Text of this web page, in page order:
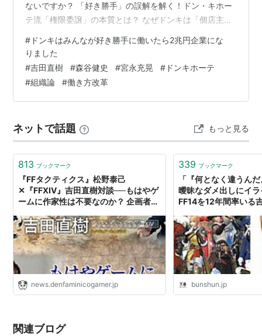
ないですか？ 「好き勝手」の誤解を解く！ドン・キホー
テ流「権限委譲」の本質とは？ なぜドンキは「個店主
義」にこだわるのか？現場の熱狂を生み出す源泉 「カオ
ス」こそがドンキの強み？ジャングルみたいな売り場に
隠された戦略 私が「これはスゴい！」と唸った、ドンキ
流・驚きの仕組み3選 仕組み1：仕入れも値付けも現場に
丸投げ！？「担当者仕入れ」の衝撃 仕組み2：失敗は
「成功の母」どころか「奨励」！？「ド失敗コンテス
# ドンキはみんなが好き勝手に働いたら2兆円企業にな
りました
#吉田直樹 #森谷健史 #宮永充晃 # ドンキホーテ
#組織論 #働き方改革
ネットで話題 もっと見る
813 ブックマーク
『FFタクティクス』松野泰己
✕『FFXIV』吉田直樹対談──もはやゲ
ームに作家性は不要なのか？ 企画者に
news.denfaminicogamer.jp
339 ブックマーク
「『何となく違うん
曖昧なダメ出しにイ
FF14を12年間率いる
由 | 文春オンライン
bunshun.jp
関連ブログ